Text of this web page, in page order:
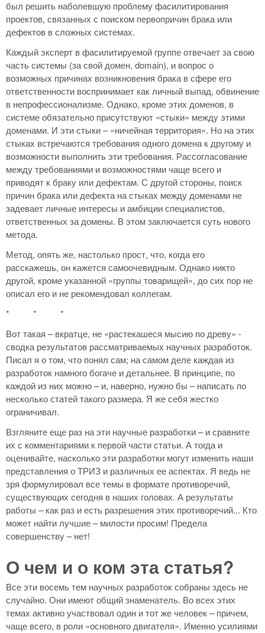
был решить наболевшую проблему фасилитирования
проектов, связанных с поиском первопричин брака или
дефектов в сложных системах.
Каждый эксперт в фасилитируемой группе отвечает за свою
часть системы (за свой домен, domain), и вопрос о
возможных причинах возникновения брака в сфере его
ответственности воспринимает как личный выпад, обвинение
в непрофессионализме. Однако, кроме этих доменов, в
системе обязательно присутствуют «стыки» между этими
доменами. И эти стыки – «ничейная территория». Но на этих
стыках встречаются требования одного домена к другому и
возможности выполнить эти требования. Рассогласование
между требованиями и возможностями чаще всего и
приводят к браку или дефектам. С другой стороны, поиск
причин брака или дефекта на стыках между доменами не
задевает личные интересы и амбиции специалистов,
ответственных за домены. В этом заключается суть нового
метода.
Метод, опять же, настолько прост, что, когда его
расскажешь, он кажется самоочевидным. Однако никто
другой, кроме указанной «группы товарищей», до сих пор не
описал его и не рекомендовал коллегам.
* * *
Вот такая – вкратце, не «растекашеся мысию по древу» -
сводка результатов рассматриваемых научных разработок.
Писал я о том, что понял сам; на самом деле каждая из
разработок намного богаче и детальнее. В принципе, по
каждой из них можно – и, наверно, нужно бы – написать по
несколько статей такого размера. Я же себя жестко
ограничивал.
Взгляните еще раз на эти научные разработки – и сравните
их с комментариями к первой части статьи. А тогда и
оценивайте, насколько эти разработки могут изменить наши
представления о ТРИЗ и различных ее аспектах. Я ведь не
зря формулировал все темы в формате противоречий,
существующих сегодня в наших головах. А результаты
работы – как раз и есть разрешения этих противоречий... Кто
может найти лучшие – милости просим! Предела
совершенству – нет!
О чем и о ком эта статья?
Все эти восемь тем научных разработок собраны здесь не
случайно. Они имеют общий знаменатель. Во всех этих
темах активно участвовал один и тот же человек – причем,
чаще всего, в роли «основного двигателя». Именно усилиями